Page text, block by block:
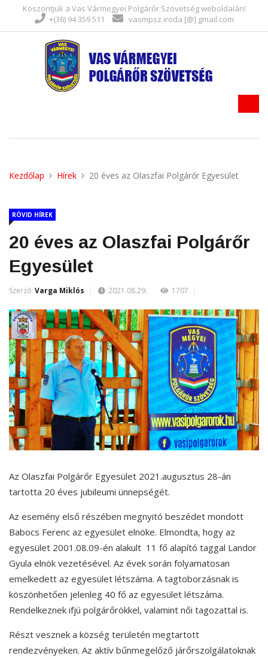
Köszöntjük a Vas Vármegyei Polgárőr Szövetség weboldalán!
+(36) 94 359 511
vasmpsz.iroda [@] gmail.com
Kezdőlap Hírek 20 éves az Olaszfai Polgárőr Egyesület
RÖVID HÍREK
20 éves az Olaszfai Polgárőr
Egyesület
Szerző: Varga Miklós 2021.08.29. 1707
Az Olaszfai Polgárőr Egyesület 2021.augusztus 28-án
tartotta 20 éves jubileumi ünnepségét.
Az esemény első részében megnyitó beszédet mondott
Babocs Ferenc az egyesület elnöke. Elmondta, hogy az
egyesület 2001.08.09-én alakult 11 fő alapító taggal Landor
Gyula elnök vezetésével. Az évek során folyamatosan
emelkedett az egyesület létszáma. A tagtoborzásnak is
köszönhetően jelenleg 40 fő az egyesület létszáma.
Rendelkeznek ifjú polgárőrökkel, valamint női tagozattal is.
Részt vesznek a község területén megtartott
rendezvényeken. Az aktív bűnmegelőző járőrszolgálatoknak